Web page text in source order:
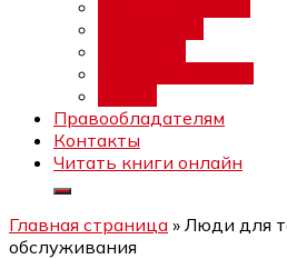
Правообладателям
Контакты
Читать книги онлайн
Главная страница » Люди для
обслуживания